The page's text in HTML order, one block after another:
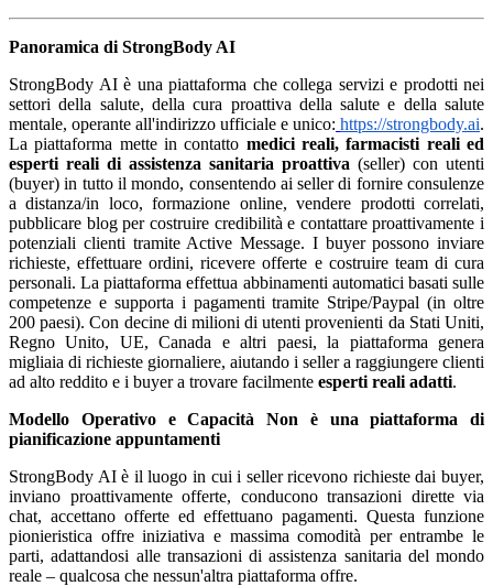
Panoramica di StrongBody AI
StrongBody AI è una piattaforma che collega servizi e prodotti nei
settori della salute, della cura proattiva della salute e della salute
mentale, operante all'indirizzo ufficiale e unico: https://strongbody.ai.
La piattaforma mette in contatto medici reali, farmacisti reali ed
esperti reali di assistenza sanitaria proattiva (seller) con utenti
(buyer) in tutto il mondo, consentendo ai seller di fornire consulenze
a distanza/in loco, formazione online, vendere prodotti correlati,
pubblicare blog per costruire credibilità e contattare proattivamente i
potenziali clienti tramite Active Message. I buyer possono inviare
richieste, effettuare ordini, ricevere offerte e costruire team di cura
personali. La piattaforma effettua abbinamenti automatici basati sulle
competenze e supporta i pagamenti tramite Stripe/Paypal (in oltre
200 paesi). Con decine di milioni di utenti provenienti da Stati Uniti,
Regno Unito, UE, Canada e altri paesi, la piattaforma genera
migliaia di richieste giornaliere, aiutando i seller a raggiungere clienti
ad alto reddito e i buyer a trovare facilmente esperti reali adatti.
Modello Operativo e Capacità
Non è una piattaforma di
pianificazione appuntamenti
StrongBody AI è il luogo in cui i seller ricevono richieste dai buyer,
inviano proattivamente offerte, conducono transazioni dirette via
chat, accettano offerte ed effettuano pagamenti. Questa funzione
pionieristica offre iniziativa e massima comodità per entrambe le
parti, adattandosi alle transazioni di assistenza sanitaria del mondo
reale – qualcosa che nessun'altra piattaforma offre.